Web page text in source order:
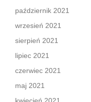
październik 2021
wrzesień 2021
sierpień 2021
lipiec 2021
czerwiec 2021
maj 2021